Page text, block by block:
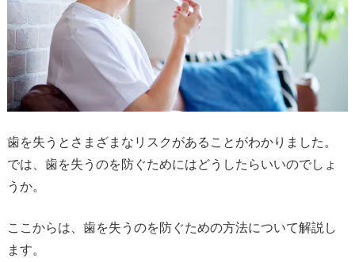
歯を失うとさまざまなリスクがあることがわかりました。
では、歯を失うのを防ぐためにはどうしたらいいのでしょ
うか。
ここからは、歯を失うのを防ぐための方法について解説し
ます。